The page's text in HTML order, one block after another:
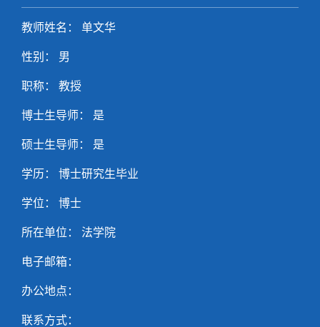
教师姓名： 单文华
性别： 男
职称： 教授
博士生导师： 是
硕士生导师： 是
学历： 博士研究生毕业
学位： 博士
所在单位： 法学院
电子邮箱：
办公地点：
联系方式：